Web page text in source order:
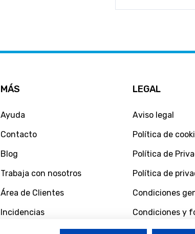
MÁS
Ayuda
Contacto
Blog
Trabaja con nosotros
Área de Clientes
Incidencias
LEGAL
Aviso legal
Política de
Política de
Política de
Condiciones
Condiciones y